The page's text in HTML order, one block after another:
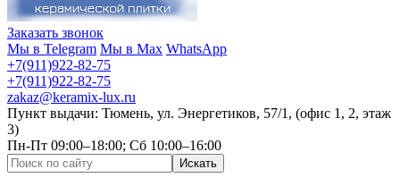
Заказать звонок
Мы в Telegram Мы в Max WhatsApp
+7(911)922-82-75
+7(911)922-82-75
zakaz@keramix-lux.ru
Пункт выдачи: Тюмень, ул. Энергетиков, 57/1, (офис 1, 2, этаж
3)
Пн-Пт 09:00–18:00; Сб 10:00–16:00